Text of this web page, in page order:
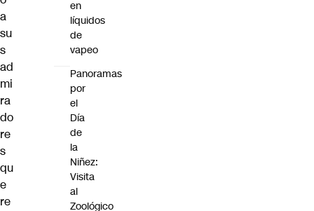
a
su
s
ad
mi
ra
do
re
s
qu
e
re
en
líquidos
de
vapeo
Panoramas
por
el
Día
de
la
Niñez:
Visita
al
Zoológico